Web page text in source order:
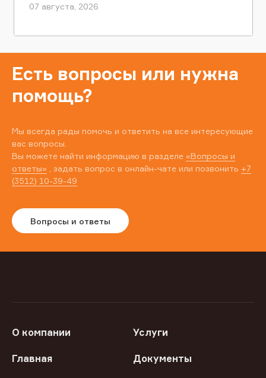
07 августа, 2026
Есть вопросы или нужна
помощь?
Мы всегда рады помочь и ответить на все интересующие
вас вопросы.
Вы можете найти информацию в разделе «Вопросы и
ответы» , задать вопрос в онлайн-чате или позвонить +7
(3512) 10-39-49
Вопросы и ответы
О компании Услуги
Главная Документы